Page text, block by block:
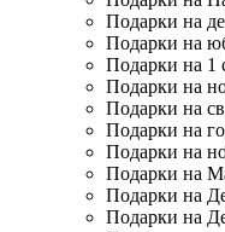
Подарки на
Подарки на
Подарки на 1
Подарки на
Подарки на
Подарки на
Подарки на
Подарки на
Подарки на
Подарки на